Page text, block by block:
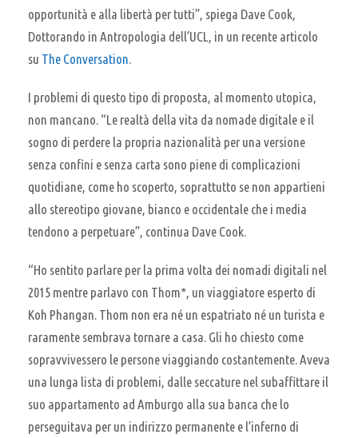
opportunità e alla libertà per tutti”, spiega Dave Cook,
Dottorando in Antropologia dell’UCL, in un recente articolo
su The Conversation.
I problemi di questo tipo di proposta, al momento utopica,
non mancano. “Le realtà della vita da nomade digitale e il
sogno di perdere la propria nazionalità per una versione
senza confini e senza carta sono piene di complicazioni
quotidiane, come ho scoperto, soprattutto se non appartieni
allo stereotipo giovane, bianco e occidentale che i media
tendono a perpetuare”, continua Dave Cook.
“Ho sentito parlare per la prima volta dei nomadi digitali nel
2015 mentre parlavo con Thom*, un viaggiatore esperto di
Koh Phangan. Thom non era né un espatriato né un turista e
raramente sembrava tornare a casa. Gli ho chiesto come
sopravvivessero le persone viaggiando costantemente. Aveva
una lunga lista di problemi, dalle seccature nel subaffittare il
suo appartamento ad Amburgo alla sua banca che lo
perseguitava per un indirizzo permanente e l’inferno di